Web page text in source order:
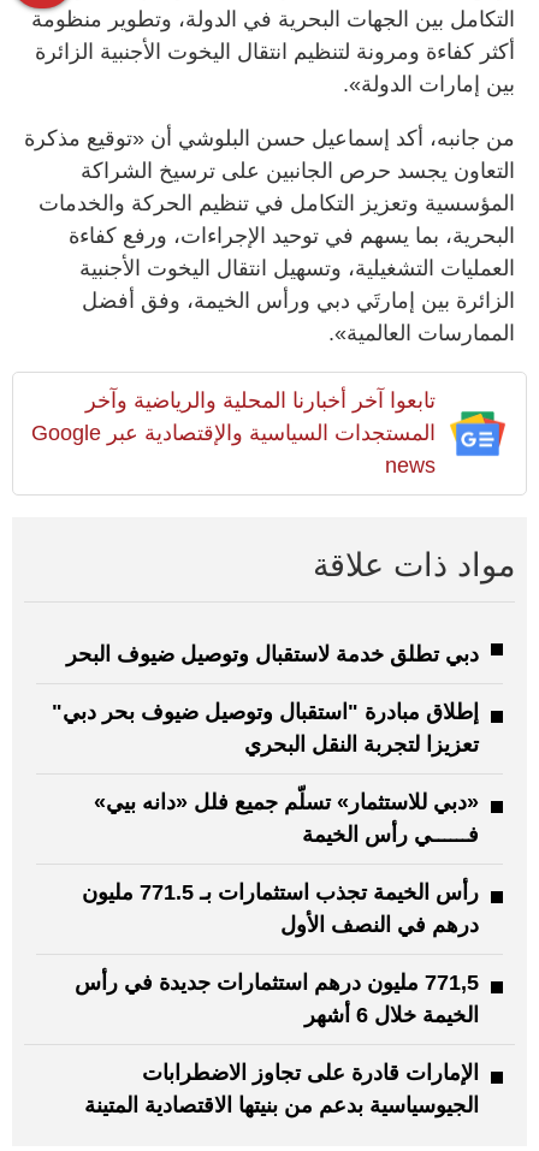
التكامل بين الجهات البحرية في الدولة، وتطوير منظومة
أكثر كفاءة ومرونة لتنظيم انتقال اليخوت الأجنبية الزائرة
بين إمارات الدولة».
من جانبه، أكد إسماعيل حسن البلوشي أن «توقيع مذكرة
التعاون يجسد حرص الجانبين على ترسيخ الشراكة
المؤسسية وتعزيز التكامل في تنظيم الحركة والخدمات
البحرية، بما يسهم في توحيد الإجراءات، ورفع كفاءة
العمليات التشغيلية، وتسهيل انتقال اليخوت الأجنبية
الزائرة بين إمارتَي دبي ورأس الخيمة، وفق أفضل
الممارسات العالمية».
تابعوا آخر أخبارنا المحلية والرياضية وآخر
المستجدات السياسية والإقتصادية عبر Google
news
مواد ذات علاقة
دبي تطلق خدمة لاستقبال وتوصيل ضيوف البحر
إطلاق مبادرة "استقبال وتوصيل ضيوف بحر دبي"
تعزيزا لتجربة النقل البحري
«دبي للاستثمار» تسلّم جميع فلل «دانه بيي»
فــــــي رأس الخيمة
رأس الخيمة تجذب استثمارات بـ 771.5 مليون
درهم في النصف الأول
771,5 مليون درهم استثمارات جديدة في رأس
الخيمة خلال 6 أشهر
الإمارات قادرة على تجاوز الاضطرابات
الجيوسياسية بدعم من بنيتها الاقتصادية المتينة